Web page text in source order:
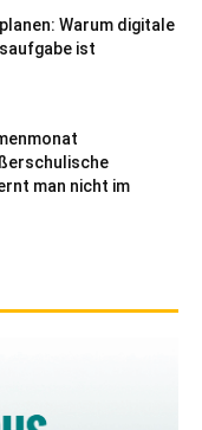
Warum digitale
ist
man nicht im